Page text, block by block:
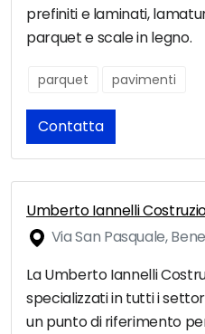
prefiniti e laminati,
parquet e scale in legno.
parquet pavimenti
Contatta
Umberto Iannelli
Via San Pasquale,
La Umberto Iannelli
specializzati in tutti i
un punto di riferimento